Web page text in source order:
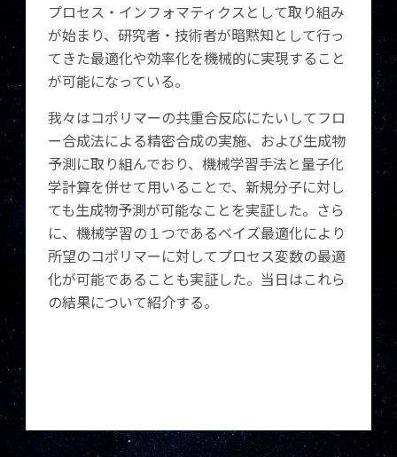
プロセス・インフォマティクスとして取り組み
が始まり、研究者・技術者が暗黙知として行っ
てきた最適化や効率化を機械的に実現すること
が可能になっている。
我々はコポリマーの共重合反応にたいしてフロ
ー合成法による精密合成の実施、および生成物
予測に取り組んでおり、機械学習手法と量子化
学計算を併せて用いることで、新規分子に対し
ても生成物予測が可能なことを実証した。さら
に、機械学習の１つであるベイズ最適化により
所望のコポリマーに対してプロセス変数の最適
化が可能であることも実証した。当日はこれら
の結果について紹介する。